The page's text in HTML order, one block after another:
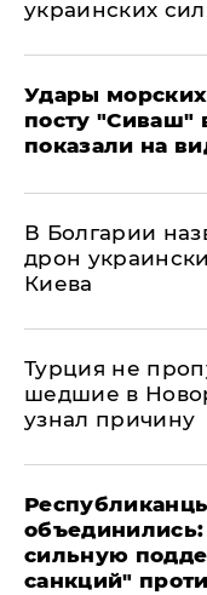
украинских сил
Удары
посту "Сиваш"
показали на
В Болгарии
дрон
Киева
Турция не
шедшие в
узнал причину
объединились:
сильную
санкций"